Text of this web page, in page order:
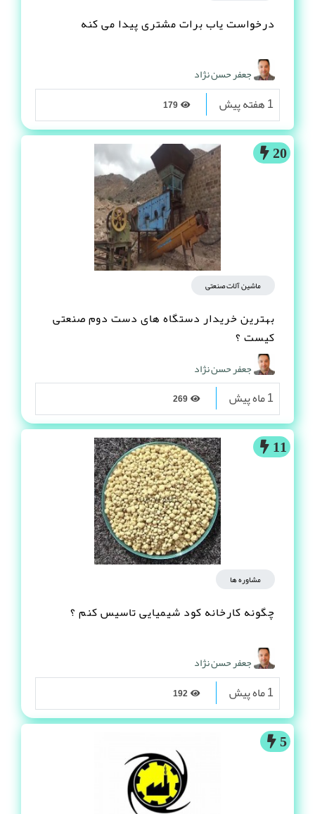
درخواست یاب برات مشتری پیدا می کنه
جعفر حسن نژاد
1 هفته پیش
20
ماشین آلات صنعتی
بهترین خریدار دستگاه های دست دوم صنعتی
کیست ؟
جعفر حسن نژاد
1 ماه پیش
11
مشاوره ها
چگونه کارخانه کود شیمیایی تاسیس کنم ؟
جعفر حسن نژاد
1 ماه پیش
5